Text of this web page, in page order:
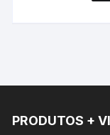
PRODUTOS +